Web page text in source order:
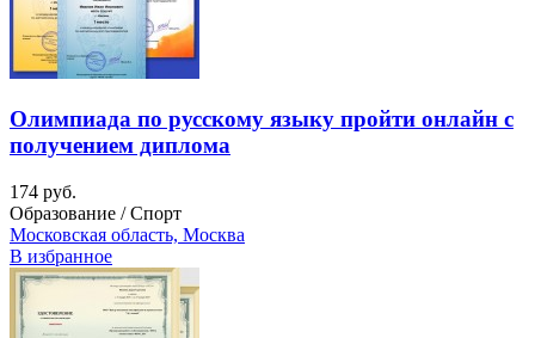
Олимпиада по русскому языку пройти онлайн с
получением диплома
174 руб.
Образование / Спорт
Московская область, Москва
В избранное